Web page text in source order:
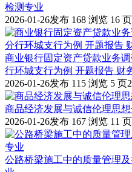
检测专业
2026-01-26发布 168 浏览 16 页
商业银行固定资产贷款业务
行环城支行为例 开题报告 财
2026-01-26发布 115 浏览 5 页
商品经济发展与诚信伦理思
2026-01-26发布 167 浏览 11 页
公路桥梁施工中的质量管理